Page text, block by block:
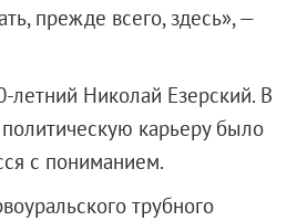
прежде всего, здесь», —
Николай Езерский. В
карьеру было
с пониманием.
трубного